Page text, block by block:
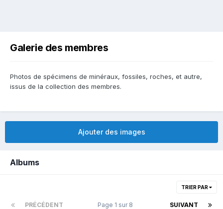
Galerie des membres
Photos de spécimens de minéraux, fossiles, roches, et autre,
issus de la collection des membres.
Ajouter des images
Albums
TRIER PAR
PRÉCÉDENT SUIVANT
Page 1 sur 8